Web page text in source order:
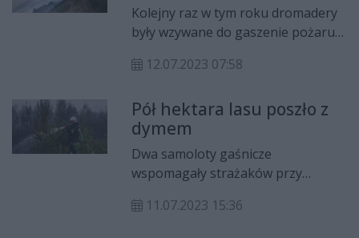
Kolejny raz w tym roku dromadery
były wzywane do gaszenie pożaru
12.07.2023 07:58
Pół hektara lasu poszło z
dymem
Dwa samoloty gaśnicze
wspomagały strażaków przy
powiecie ostrowieckim.
11.07.2023 15:36